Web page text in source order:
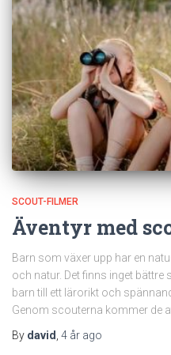
SCOUT-FILMER
Äventyr med
Barn som växer upp har en
och natur. Det finns inget
barn till ett lärorikt och
Genom scouterna kommer de
By david 4 år ago